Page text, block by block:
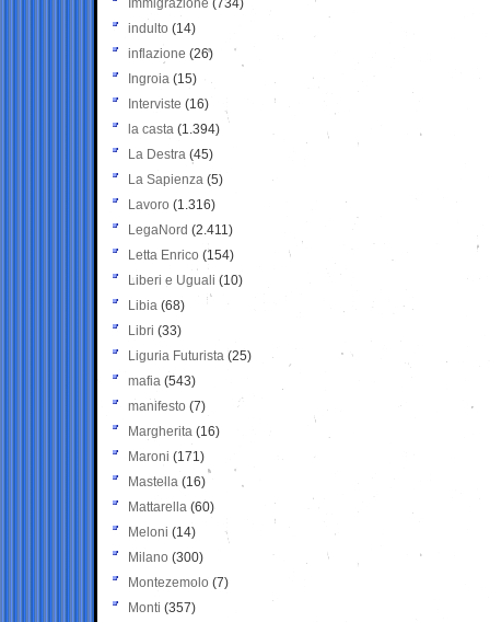
Immigrazione (734)
indulto (14)
inflazione (26)
Ingroia (15)
Interviste (16)
la casta (1.394)
La Destra (45)
La Sapienza (5)
Lavoro (1.316)
LegaNord (2.411)
Letta Enrico (154)
Liberi e Uguali (10)
Libia (68)
Libri (33)
Liguria Futurista (25)
mafia (543)
manifesto (7)
Margherita (16)
Maroni (171)
Mastella (16)
Mattarella (60)
Meloni (14)
Milano (300)
Montezemolo (7)
Monti (357)